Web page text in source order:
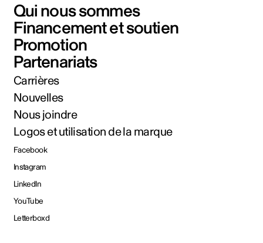
Qui nous sommes
Financement et soutien
Promotion
Partenariats
Carrières
Nouvelles
Nous joindre
Logos et utilisation de la marque
Facebook
Instagram
LinkedIn
YouTube
Letterboxd